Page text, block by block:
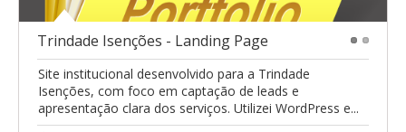
Trindade Isenções - Landing Page
Site institucional desenvolvido para a Trindade
Isenções, com foco em captação de leads e
apresentação clara dos serviços. Utilizei WordPress e...